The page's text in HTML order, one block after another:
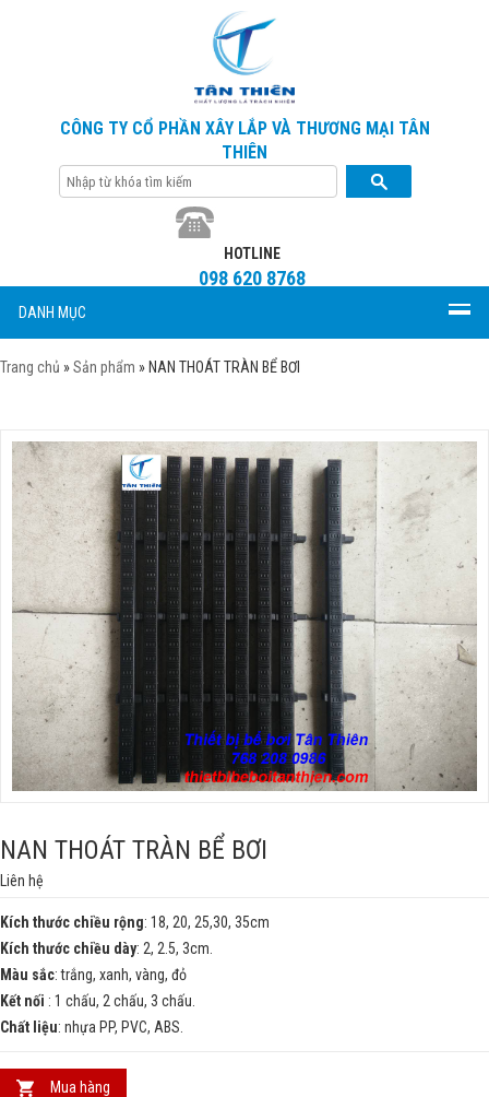
CÔNG TY CỔ PHẦN XÂY LẮP VÀ THƯƠNG MẠI TÂN
THIÊN
HOTLINE
098 620 8768
DANH MỤC
Trang chủ »Sản phẩm » NAN THOÁT TRÀN BỂ BƠI
NAN THOÁT TRÀN BỂ BƠI
Liên hệ
Kích thước chiều rộng: 18, 20, 25,30, 35cm
Kích thước chiều dày: 2, 2.5, 3cm.
Màu sắc: trắng, xanh, vàng, đỏ
Kết nối : 1 chấu, 2 chấu, 3 chấu.
Chất liệu: nhựa PP, PVC, ABS.
Mua hàng